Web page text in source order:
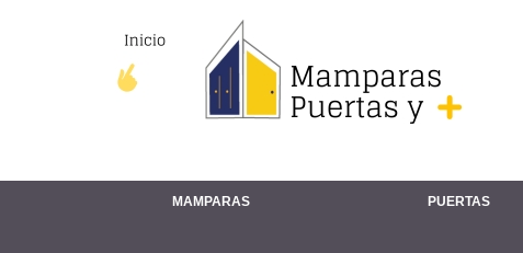
MAMPARAS PUERTAS